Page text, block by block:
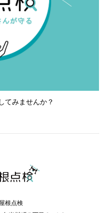
てみませんか？
根点検